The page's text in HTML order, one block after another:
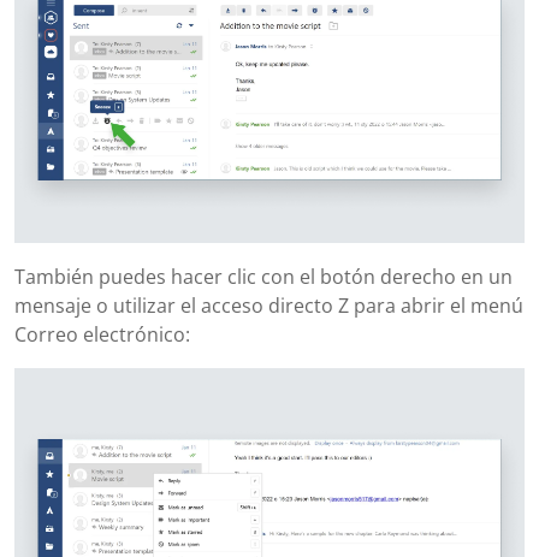
También puedes hacer clic con el botón derecho en un
mensaje o utilizar el acceso directo Z para abrir el menú
Correo electrónico: